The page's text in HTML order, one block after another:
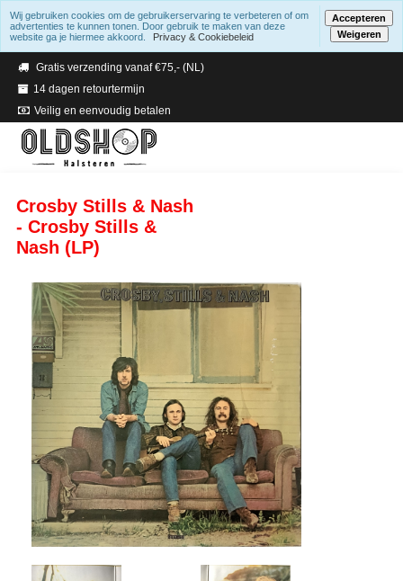
Verzending binnen 2 a 3 werkdagen
Gratis verzending vanaf €75,- (NL)
14 dagen retourtermijn
Veilig en eenvoudig betalen
Crosby Stills & Nash
- Crosby Stills &
Nash (LP)
Wij gebruiken cookies om de gebruikerservaring te verbeteren of om
advertenties te kunnen tonen. Door gebruik te maken van deze
website ga je hiermee akkoord.
Privacy & Cookiebeleid
Accepteren
Weigeren